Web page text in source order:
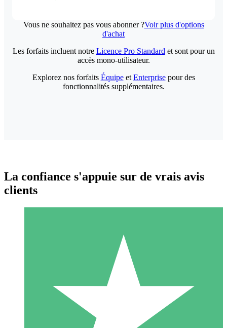
Vous ne souhaitez pas vous abonner ?Voir plus d'options
d'achat
Packs de Crédits Individuels
Payez à l'utilisation avec des crédits de téléchargement. Sans
1 Téléchargement
Les forfaits incluent notre Licence Pro Standard et sont pour un
accès mono-utilisateur.
Explorez nos forfaits Équipeet Enterprisepour des
fonctionnalités supplémentaires.
La confiance s'appuie sur de vrais avis
clients